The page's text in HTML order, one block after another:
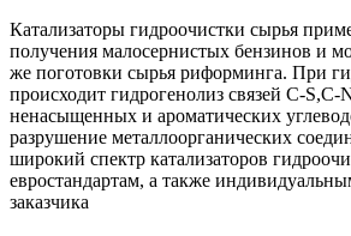
Катализаторы гидроочистки сырья
получения малосернистых бензинов и
же поготовки сырья риформинга. При
происходит гидрогенолиз связей C-
ненасыщенных и ароматических
разрушение металлоорганических
широкий спектр катализаторов
евростандартам, а также
заказчика